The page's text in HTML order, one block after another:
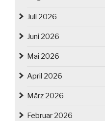
Juli 2026
Juni 2026
Mai 2026
April 2026
März 2026
Februar 2026